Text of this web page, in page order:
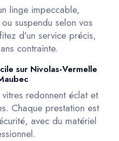
linge impeccable,
suspendu selon vos
d’un service précis,
contrainte.
sur Nivolas-Vermelle
redonnent éclat et
Chaque prestation est
avec du matériel